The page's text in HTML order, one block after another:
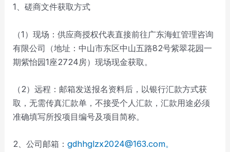
1、磋商文件获取方式
（1）现场：供应商授权代表直接前往广东海虹管理咨询
有限公司（地址：中山市东区中山五路82号紫翠花园一
期紫怡园1座2724房）现场现金获取。
（2）远程：邮箱发送报名资料后，以银行汇款方式获
取，无需传真汇款单，不接受个人汇款，汇款用途必须
准确填写所投项目编号及项目简称。
2、公司邮箱：gdhhglzx2024@163.com。